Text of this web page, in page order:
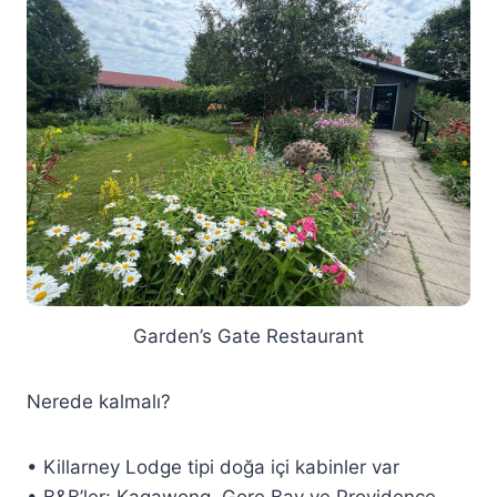
Garden’s Gate Restaurant
Nerede kalmalı?
• Killarney Lodge tipi doğa içi kabinler var